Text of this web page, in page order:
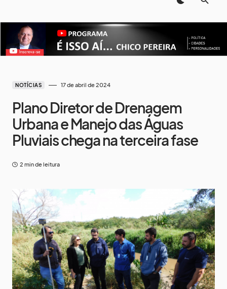
NOTÍCIAS 17 de abril de 2024
Plano Diretor de Drenagem
Urbana e Manejo das Águas
Pluviais chega na terceira fase
2 min de leitura